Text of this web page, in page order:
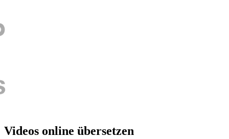
Videos online übersetzen